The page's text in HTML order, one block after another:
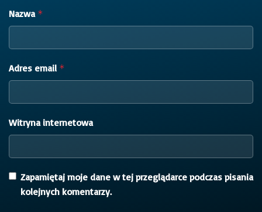
Nazwa *
Adres email *
Witryna internetowa
Zapamiętaj moje dane w tej przeglądarce podczas pisania
kolejnych komentarzy.